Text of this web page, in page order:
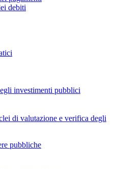
debiti
investimenti pubblici
di valutazione e verifica degli
pubbliche